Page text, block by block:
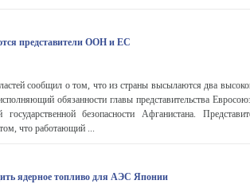
представители ООН и ЕС
сообщил о том, что из страны высылаются два
обязанности главы представительства
государственной безопасности Афганистана.
что работающий ...
ядерное топливо для АЭС Японии